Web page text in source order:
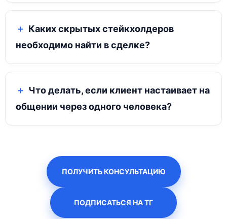
Каких скрытых стейкхолдеров
необходимо найти в сделке?
Что делать, если клиент настаивает на
общении через одного человека?
ПОЛУЧИТЬ КОНСУЛЬТАЦИЮ
ПОДПИСАТЬСЯ НА ТГ